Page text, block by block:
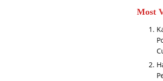
Most